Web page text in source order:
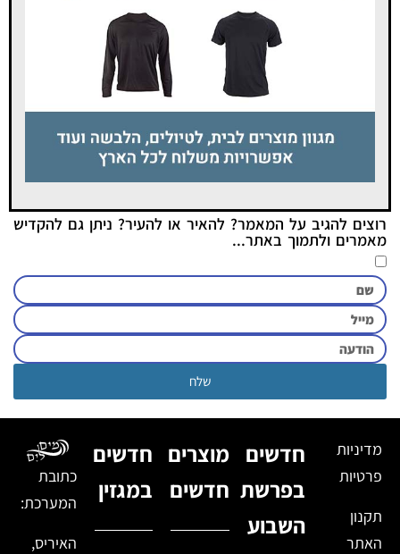
רוצים להגיב על המאמר? להאיר או להעיר? ניתן גם להקדיש
מאמרים ולתמוך באתר...
שלח
מדיניות
פרטיות
תקנון
האתר
חדשים
בפרשת
השבוע
מוצרים
חדשים
חדשים
במגזין
כתובת
המערכת:
האיריס,